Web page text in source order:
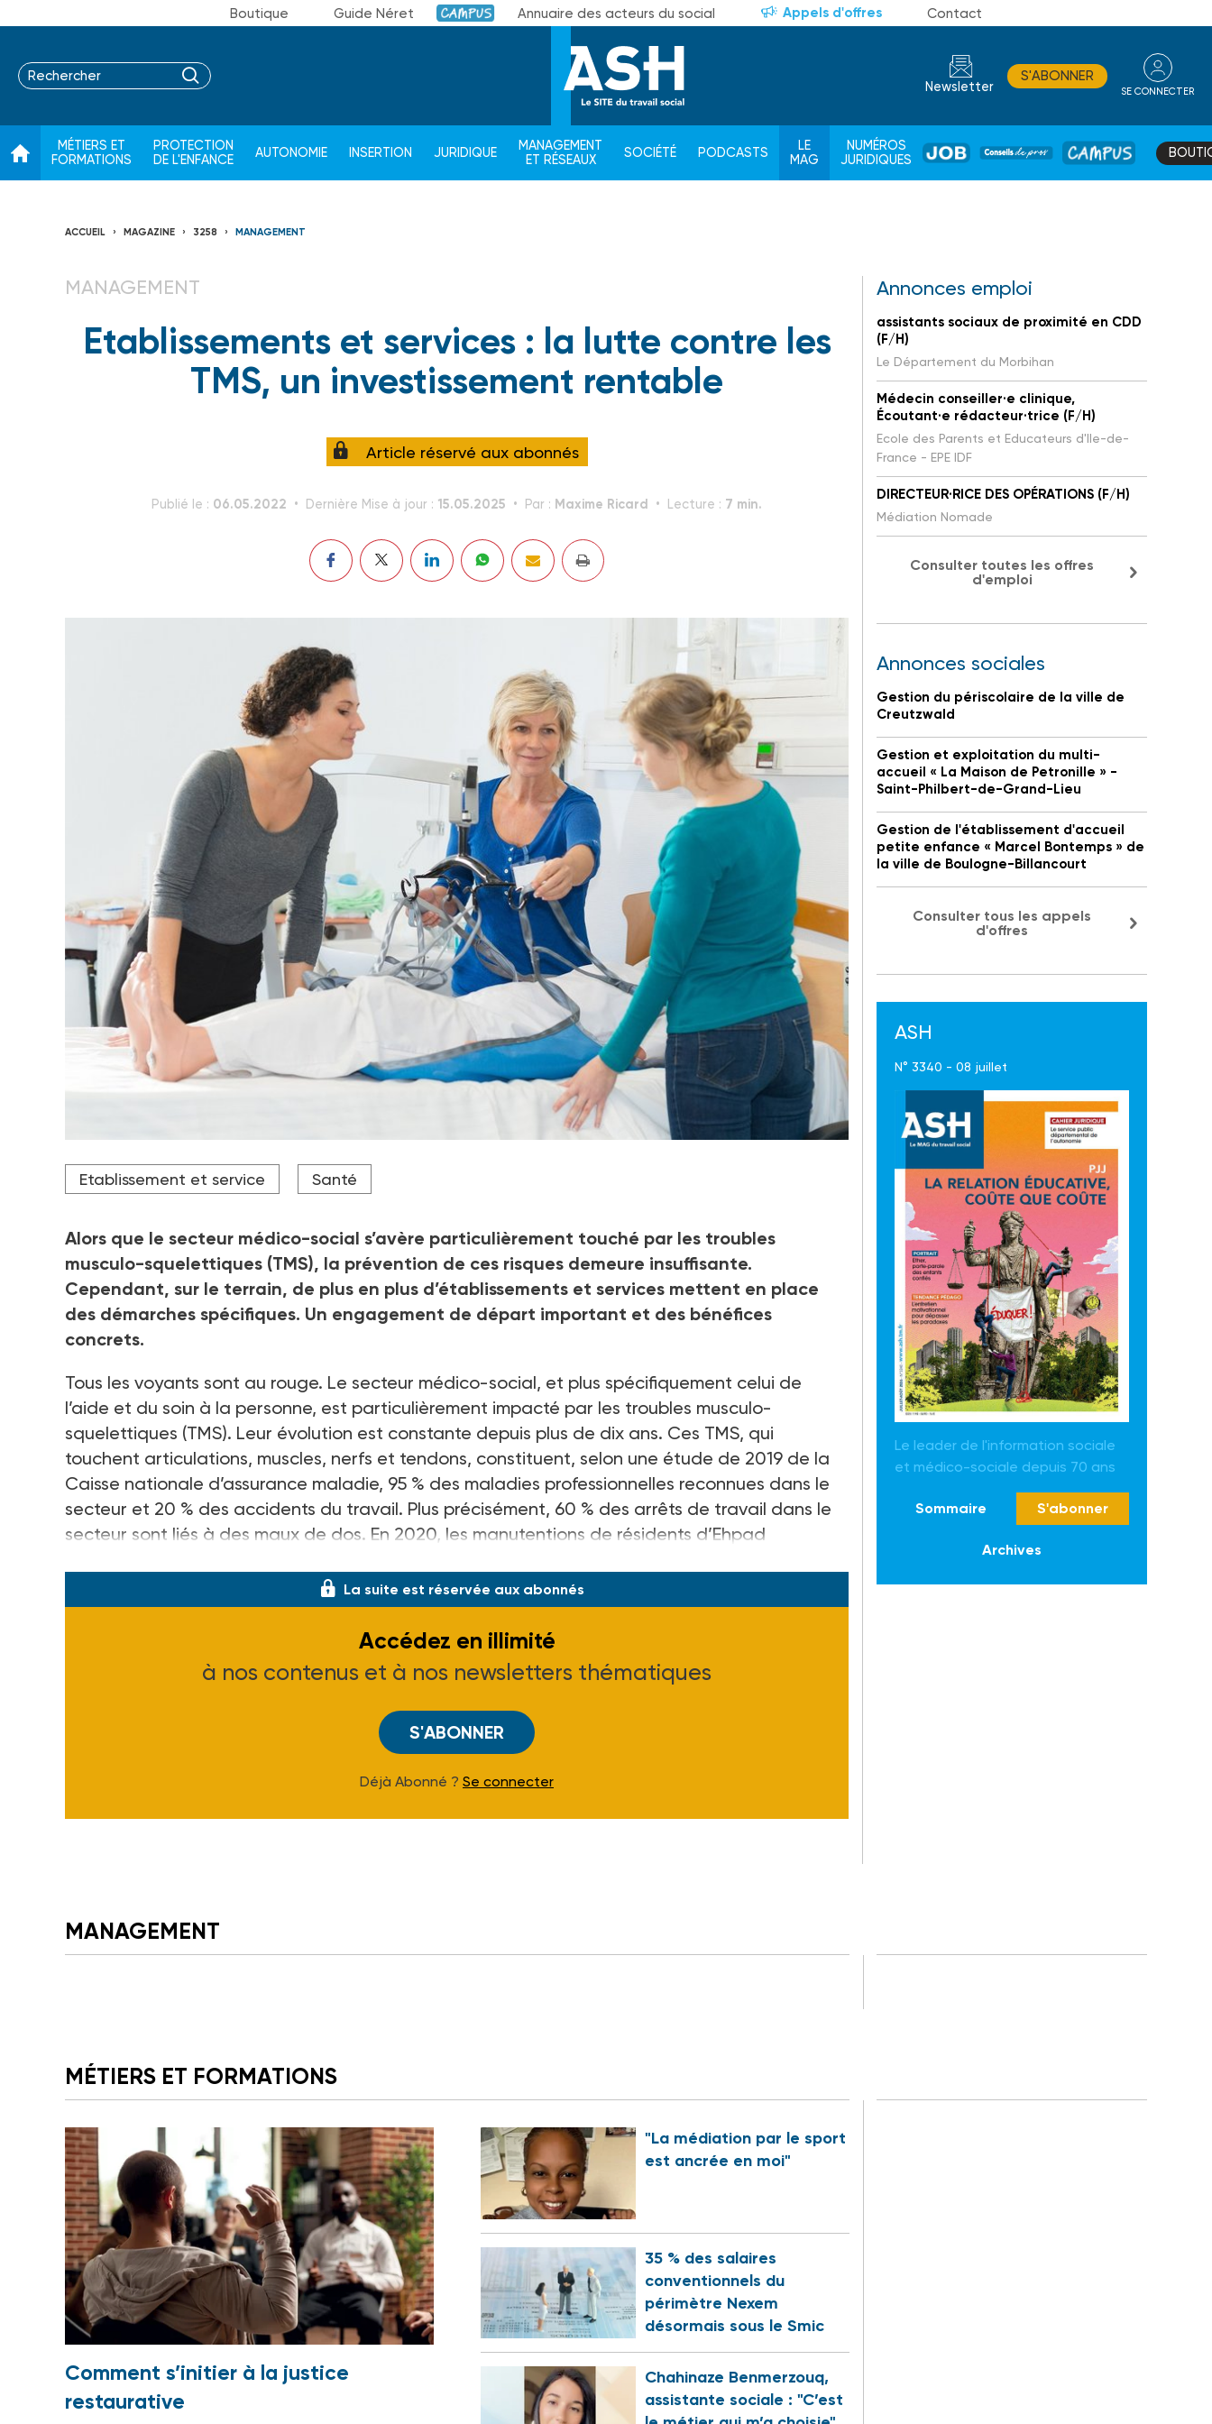
Boutique Guide Néret Campus Annuaire des acteurs du social Appels d'offres Contact
Newsletter
S'ABONNER
SE CONNECTER
MÉTIERS ET
FORMATIONS
PROTECTION
DE L'ENFANCE
AUTONOMIE INSERTION JURIDIQUE
MANAGEMENT
ET RÉSEAUX
SOCIÉTÉ PODCASTS
LE
MAG
NUMÉROS
JURIDIQUES
JOB
DE
CAMPUS
ACCUEIL MAGAZINE 3258 MANAGEMENT
MANAGEMENT
Etablissements et services : la lutte contre les
TMS, un investissement rentable
Article réservé aux abonnés
Publié le : 06.05.2022 Dernière Mise à jour : 15.05.2025 Par : Maxime Ricard Lecture : 7 min.
Crédit photo auremar - stock.adobe.com
Etablissement et service Santé
Alors que le secteur médico-social s’avère particulièrement touché par les troubles
musculo-squelettiques (TMS), la prévention de ces risques demeure insuffisante.
Cependant, sur le terrain, de plus en plus d’établissements et services mettent en place
des démarches spécifiques. Un engagement de départ important et des bénéfices
concrets.
Tous les voyants sont au rouge. Le secteur médico-social, et plus spécifiquement celui de
l’aide et du soin à la personne, est particulièrement impacté par les troubles musculo-
squelettiques (TMS). Leur évolution est constante depuis plus de dix ans. Ces TMS, qui
touchent articulations, muscles, nerfs et tendons, constituent, selon une étude de 2019 de la
Caisse nationale d’assurance maladie, 95 % des maladies professionnelles reconnues dans le
secteur et 20 % des accidents du travail. Plus précisément, 60 % des arrêts de travail dans le
secteur sont liés à des maux de dos. En 2020, les manutentions de résidents d’Ehpad
La suite est réservée aux abonnés
Accédez en illimité
à nos contenus et à nos newsletters thématiques
S'ABONNER
Déjà Abonné ? Se connecter
Annonces emploi
assistants sociaux de proximité en CDD
(F/H)
Le Département du Morbihan
Médecin conseiller·e clinique,
Écoutant·e rédacteur·trice (F/H)
Ecole des Parents et Educateurs d'Ile-de-
France - EPE IDF
DIRECTEUR·RICE DES OPÉRATIONS (F/H)
Médiation Nomade
Consulter toutes les offres
d'emploi
Annonces sociales
Gestion du périscolaire de la ville de
Creutzwald
Gestion et exploitation du multi-
accueil « La Maison de Petronille » -
Saint-Philbert-de-Grand-Lieu
Gestion de l'établissement d'accueil
petite enfance « Marcel Bontemps » de
la ville de Boulogne-Billancourt
Consulter tous les appels
d'offres
ASH
N° 3340 - 08 juillet
Le leader de l'information sociale
et médico-sociale depuis 70 ans
Sommaire S'abonner
Archives
MANAGEMENT
MÉTIERS ET FORMATIONS
Comment s’initier à la justice
restaurative
"La médiation par le sport
est ancrée en moi"
35 % des salaires
conventionnels du
périmètre Nexem
désormais sous le Smic
Chahinaze Benmerzouq,
assistante sociale : "C’est